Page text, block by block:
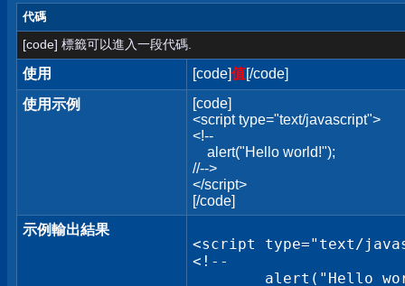
代碼
[code] 標籤可以進入一段代碼.
使用 [code]值[/code]
使用示例
[code]
<script type="text/javascript">
<!--
alert("Hello world!");
//-->
</script>
[/code]
示例輸出結果
<script type="text/
<!--